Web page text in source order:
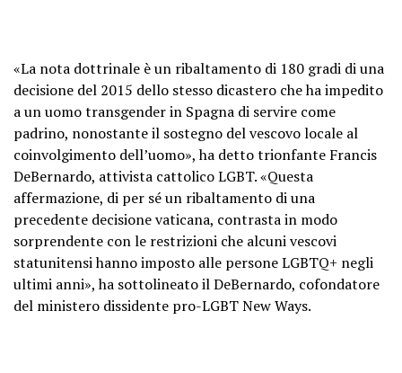
«La nota dottrinale è un ribaltamento di 180 gradi di una
decisione del 2015 dello stesso dicastero che ha impedito
a un uomo transgender in Spagna di servire come
padrino, nonostante il sostegno del vescovo locale al
coinvolgimento dell’uomo», ha detto trionfante Francis
DeBernardo, attivista cattolico LGBT. «Questa
affermazione, di per sé un ribaltamento di una
precedente decisione vaticana, contrasta in modo
sorprendente con le restrizioni che alcuni vescovi
statunitensi hanno imposto alle persone LGBTQ+ negli
ultimi anni», ha sottolineato il DeBernardo, cofondatore
del ministero dissidente pro-LGBT New Ways.